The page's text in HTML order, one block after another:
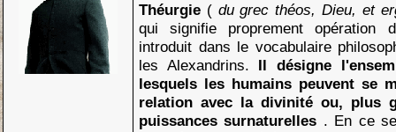
Théurgie (du grec théos, Dieu, et
qui signifie proprement opération
introduit dans le vocabulaire
les Alexandrins. Il désigne
lesquels les humains peuvent se
relation avec la divinité ou, plus
puissances surnaturelles . En ce